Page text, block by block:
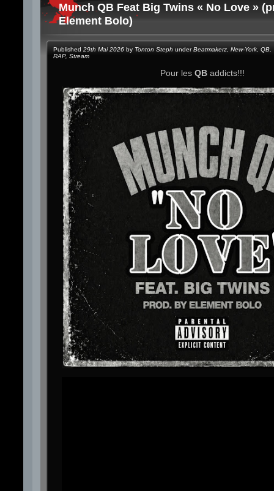
Munch QB Feat Big Twins « No Love »
Element Bolo)
Published 29th Mai 2026 by Tonton Steph underBeatmakerz New-York QB
RAP, Stream
Pour les QB addicts!!!